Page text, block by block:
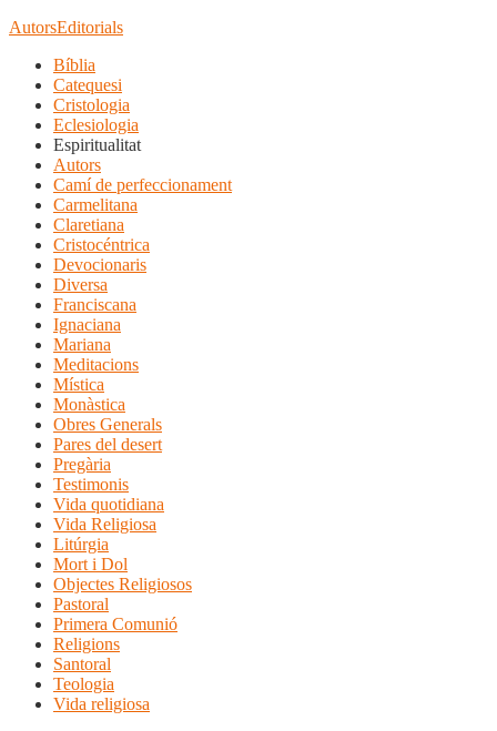
AutorsEditorials
Bíblia
Catequesi
Cristologia
Eclesiologia
Espiritualitat
Autors
Camí de perfeccionament
Carmelitana
Claretiana
Cristocéntrica
Devocionaris
Diversa
Franciscana
Ignaciana
Mariana
Meditacions
Mística
Monàstica
Obres Generals
Pares del desert
Pregària
Testimonis
Vida quotidiana
Vida Religiosa
Litúrgia
Mort i Dol
Objectes Religiosos
Pastoral
Primera Comunió
Religions
Santoral
Teologia
Vida religiosa